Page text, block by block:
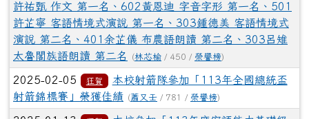
許祐甄 作文 第一名、602黃恩迪 字音字形 第一名、501
許芷寧 客語情境式演說 第一名、303鍾德美 客語情境式
演說 第二名、401余芷儀 布農語朗讀 第二名、303呂雉
太魯閣族語朗讀 第二名
(林芯榆 / 450 / 榮譽榜)
2025-02-05 狂賀
本校射箭隊參加「113年全國總統盃
射箭錦標賽」榮獲佳績 (蕭又壬 / 781 / 榮譽榜)